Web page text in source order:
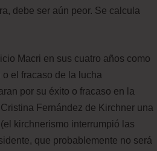
debe ser aún peor. Se calcula
Macri en sus cuatro años como
o el fracaso de la lucha
por su éxito o fracaso en la
Fernández de Kirchner una
kirchnerismo interrumpió las
que probablemente no será